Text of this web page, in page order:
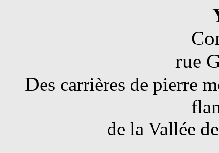
rue
Des carrières de pierre
de la Vallée